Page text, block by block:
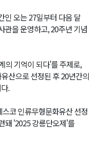
인 오는 27일부터 다음 달
관을 운영하고, 20주년 기념
의 기억이 되다'를 주제로,
산으로 선정된 후 20년간의
.
코 인류무형문화유산 선정
돼 '2025 강릉단오제'를